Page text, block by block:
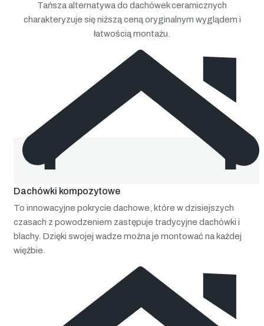
Tańsza alternatywa do dachówek ceramicznych
charakteryzuje się niższą ceną oryginalnym wyglądem i
łatwością montażu.
Dachówki kompozytowe
To innowacyjne pokrycie dachowe, które w dzisiejszych
czasach z powodzeniem zastępuje tradycyjne dachówki i
blachy. Dzięki swojej wadze można je montować na każdej
więźbie.